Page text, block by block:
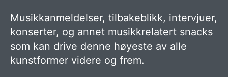
Musikkanmeldelser, tilbakeblikk, intervjuer,
konserter, og annet musikkrelatert snacks
som kan drive denne høyeste av alle
kunstformer videre og frem.